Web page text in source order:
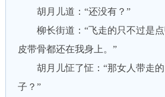
胡月儿道：“还没有？”
柳长街道：“飞走的只不过是点
皮带骨都还在我身上。”
胡月儿怔了怔：“那女人带走的
子？”